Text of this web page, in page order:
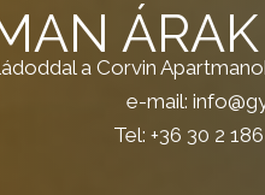
a Corvin
e-mail:
Tel: +36 30 2